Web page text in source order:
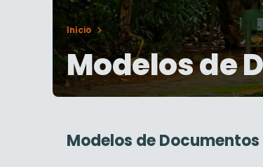
Início
Modelos de
Modelos de Documentos